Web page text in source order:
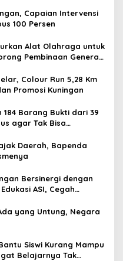
Capaian Intervensi
100 Persen
Alat Olahraga untuk
Pembinaan Generasi
Colour Run 5,28 Km
Promosi Kuningan
184 Barang Bukti dari 39
agar Tak Bisa
Daerah, Bapenda
Bersinergi dengan
ASI, Cegah
yang Untung, Negara
Siswi Kurang Mampu
Belajarnya Tak